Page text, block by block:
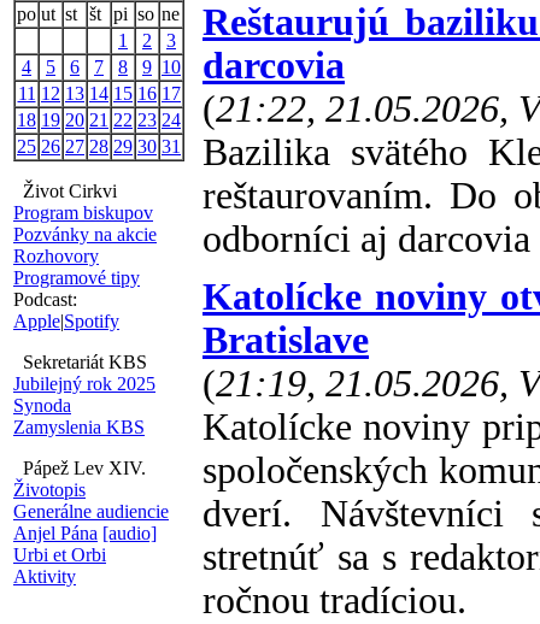
po ut st št pi so ne
1
2
3
4
5 6 7 8 9 10
11 12 13 14 15 16 17
18 19 20 21 22 23 24
25 26 27 28 29 30 31
Život Cirkvi
Program biskupov
Pozvánky na akcie
Rozhovory
Programové tipy
Podcast:
Apple|Spotify
Sekretariát KBS
Jubilejný rok 2025
Synoda
Zamyslenia KBS
Pápež Lev XIV.
Životopis
Generálne audiencie
Anjel Pána [audio]
Urbi et Orbi
Aktivity
Reštaurujú
darcovia
(21:22, 21.05.2026,
Bazilika svätého
reštaurovaním. Do
odborníci aj
Katolícke noviny
Bratislave
(21:19, 21.05.2026,
Katolícke noviny
spoločenských
dverí. Návštevníci
stretnúť sa s
ročnou tradíciou.